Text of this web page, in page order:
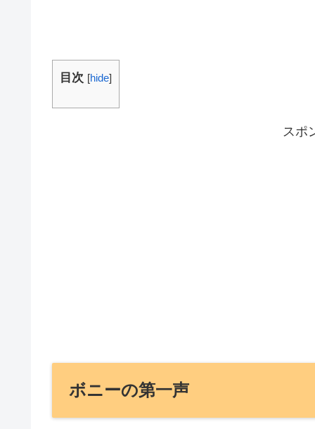
目次 [hide]
スポ
ボニーの第一声